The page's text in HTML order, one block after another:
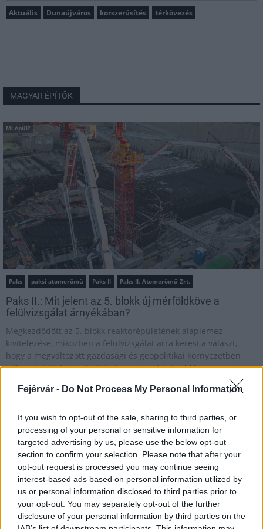
Fejérvár - Do Not Process My Personal Information
If you wish to opt-out of the sale, sharing to third parties, or
processing of your personal or sensitive information for
targeted advertising by us, please use the below opt-out
section to confirm your selection. Please note that after your
opt-out request is processed you may continue seeing
interest-based ads based on personal information utilized by
us or personal information disclosed to third parties prior to
your opt-out. You may separately opt-out of the further
disclosure of your personal information by third parties on the
Aktuális Dunaújváros korszerűsítés térkövezés
MAGYAR ÉPÍTŐK
Mi épül?
Paks paksi atomerőmű Paks II Paks II. Atomerőmű Zrt.
Paks II.: Mit jelent az 5. blokk új mérföldköve a
felülvizsgálat árnyékában?
Megkezdődött az 5. blokk reaktorépületének alaplemez-
kivitelezése, miközben a felülvizsgálat arra keresi a választ,
hogy a megváltozott gazdasági és geopolitikai környezetben
milyen feltételek mellett érdemes továbbvinni Magyarország
közelében lévő logisztikai bázis út- és
közműhálózatának fejlesztése
Látlelet a hazai víziközművekről?
Egyetlen, fél évszázados vezetéken
múlt Bicske vízellátása